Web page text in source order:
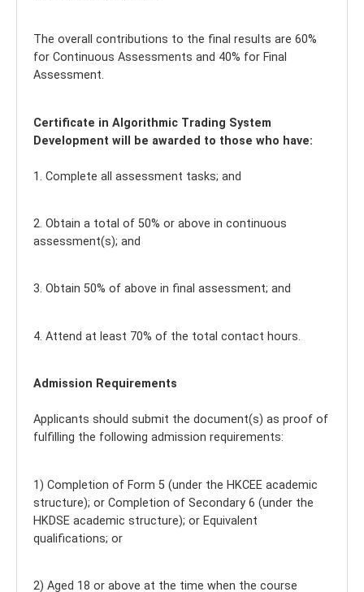
The overall contributions to the final results are 60%
for Continuous Assessments and 40% for Final
Assessment.
Certificate in Algorithmic Trading System
Development will be awarded to those who have:
1. Complete all assessment tasks; and
2. Obtain a total of 50% or above in continuous
assessment(s); and
3. Obtain 50% of above in final assessment; and
4. Attend at least 70% of the total contact hours.
Admission Requirements
Applicants should submit the document(s) as proof of
fulfilling the following admission requirements:
1) Completion of Form 5 (under the HKCEE academic
structure); or Completion of Secondary 6 (under the
HKDSE academic structure); or Equivalent
qualifications; or
2) Aged 18 or above at the time when the course